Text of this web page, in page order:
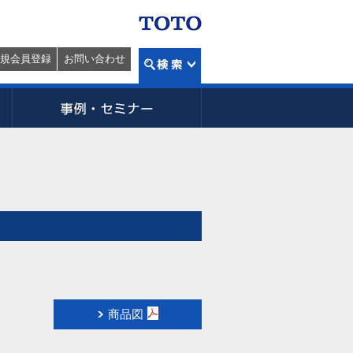
会員登録 お問い合わせ
商品図